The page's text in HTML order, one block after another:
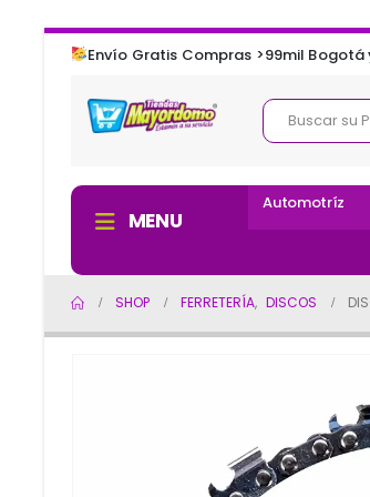
Envío Gratis Compras >99mil Bogotá
MENU
Automotríz
SHOP FERRETERÍA, DISCOS